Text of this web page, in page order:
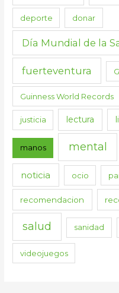
deporte donar
Día Mundial de la
fuerteventura
Guinness World Records
justicia lectura
manos mental
noticia ocio
recomendacion
salud sanidad
videojuegos